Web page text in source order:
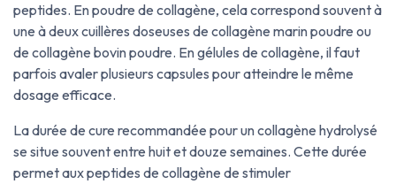
peptides. En poudre de collagène, cela correspond souvent à
une à deux cuillères doseuses de collagène marin poudre ou
de collagène bovin poudre. En gélules de collagène, il faut
parfois avaler plusieurs capsules pour atteindre le même
dosage efficace.
La durée de cure recommandée pour un collagène hydrolysé
se situe souvent entre huit et douze semaines. Cette durée
permet aux peptides de collagène de stimuler